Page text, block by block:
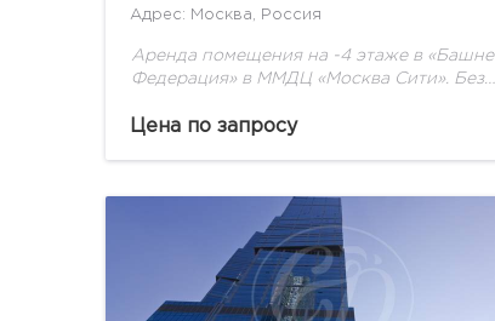
Адрес: Москва, Россия
Аренда помещения на -4 этаже в «Башне
Федерация» в ММДЦ «Москва Сити». Без
Цена по запросу